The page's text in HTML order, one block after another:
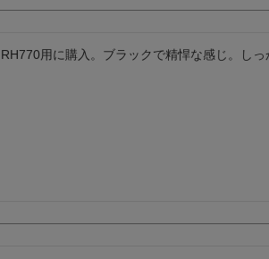
RH770用に購入。ブラックで精悍な感じ。し